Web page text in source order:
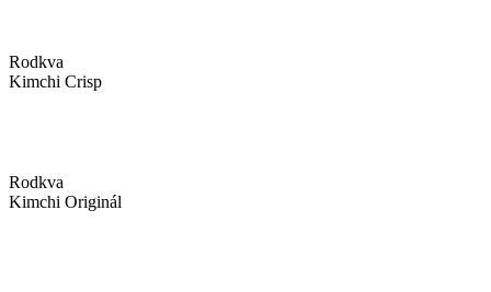
Rodkva
Kimchi Crisp
Rodkva
Kimchi Originál